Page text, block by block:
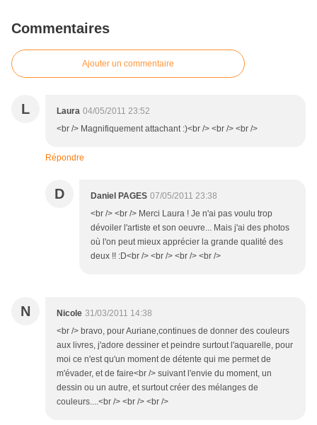
Commentaires
Ajouter un commentaire
L Laura 04/05/2011 23:52
<br /> Magnifiquement attachant :)<br /> <br /> <br />
Répondre
D Daniel PAGES 07/05/2011 23:38
<br /> <br /> Merci Laura ! Je n'ai pas voulu trop
dévoiler l'artiste et son oeuvre... Mais j'ai des photos
où l'on peut mieux apprécier la grande qualité des
deux !! :D<br /> <br /> <br /> <br />
N Nicole 31/03/2011 14:38
<br /> bravo, pour Auriane,continues de donner des couleurs
aux livres, j'adore dessiner et peindre surtout l'aquarelle, pour
moi ce n'est qu'un moment de détente qui me permet de
m'évader, et de faire<br /> suivant l'envie du moment, un
dessin ou un autre, et surtout créer des mélanges de
couleurs....<br /> <br /> <br />